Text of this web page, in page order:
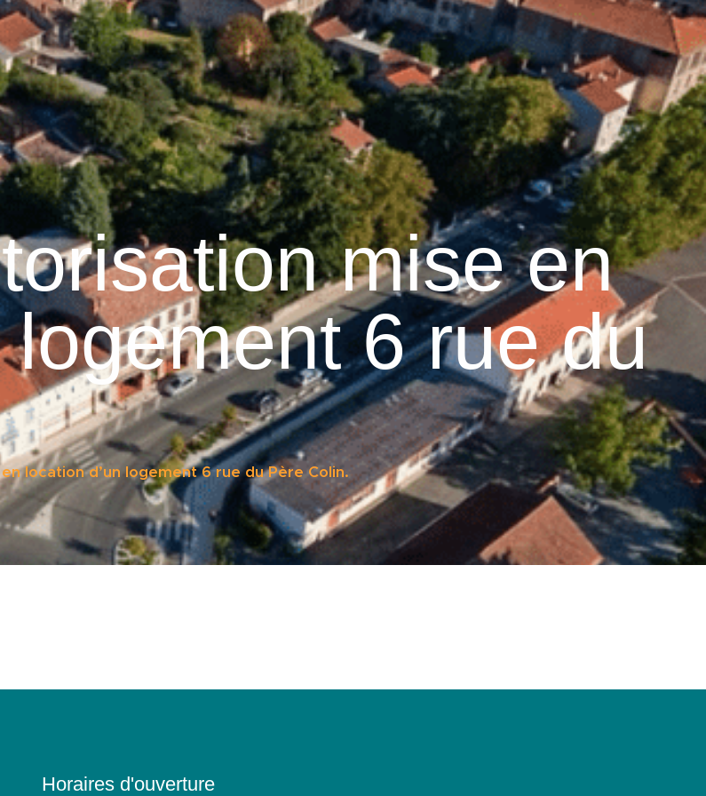
Vie municipale Graulhet au quotidien Services pratiques 17 °C
mise en
logement 6 rue du
location d’un logement 6 rue du Père Colin.
Horaires d'ouverture